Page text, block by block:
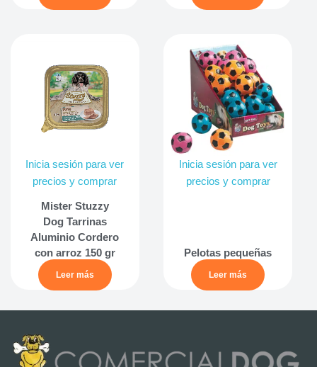
Inicia sesión para ver
precios y comprar
Mister Stuzzy
Dog Tarrinas
Aluminio Cordero
con arroz 150 gr
Leer más
Inicia sesión para ver
precios y comprar
Pelotas pequeñas
Leer más